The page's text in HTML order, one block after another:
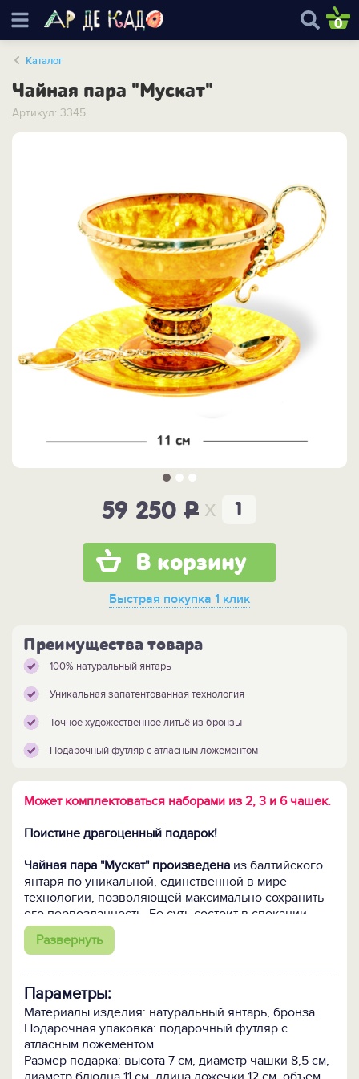
0
Каталог
Чайная пара "Мускат"
Артикул: 3345
59 250 P x
В корзину
Быстрая покупка 1 клик
Преимущества товара
100% натуральный янтарь
Уникальная запатентованная технология
Точное художественное литьё из бронзы
Подарочный футляр с атласным ложементом
Может комплектоваться наборами из 2, 3 и 6 чашек.
Поистине драгоценный подарок!
Чайная пара "Мускат" произведена из балтийского
янтаря по уникальной, единственной в мире
технологии, позволяющей максимально сохранить
его первозданность. Её суть состоит в спекании
отдельных камешков янтаря в единое целое.
Именно в спекании, а не в плавке, когда
кусочки янтаря соединяются между собой только по
периметру посредством диффузии (без клеевых
составов!), что позволяет полностью сохранить
природный цвет, состав и свойства янтаря, а значит,
ту неповторимую красоту, за которую этот теплый и
живой камень высоко ценят во всем мире. И
Развернуть
Параметры:
Материалы изделия: натуральный янтарь, бронза
Подарочная упаковка: подарочный футляр с
атласным ложементом
Размер подарка: высота 7 см, диаметр чашки 8,5 см,